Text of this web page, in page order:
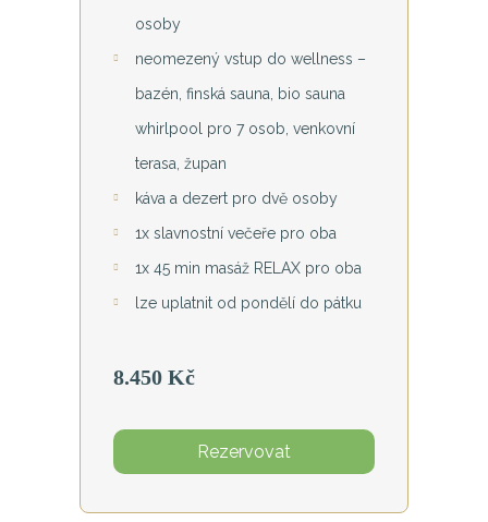
osoby
neomezený vstup do wellness –
bazén, finská sauna, bio sauna
whirlpool pro 7 osob, venkovní
terasa, župan
káva a dezert pro dvě osoby
1x slavnostní večeře pro oba
1x 45 min masáž RELAX pro oba
lze uplatnit od pondělí do pátku
8.450 Kč
Rezervovat